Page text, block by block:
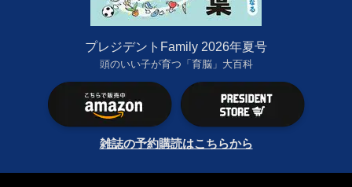
プレジデントFamily 2026年夏号
頭のいい子が育つ「育脳」大百科
雑誌の予約購読はこちらから